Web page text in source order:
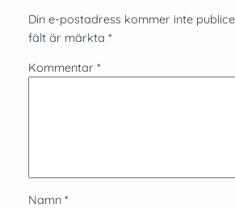
Din e-postadress kommer inte
fält är märkta *
Kommentar *
Namn *